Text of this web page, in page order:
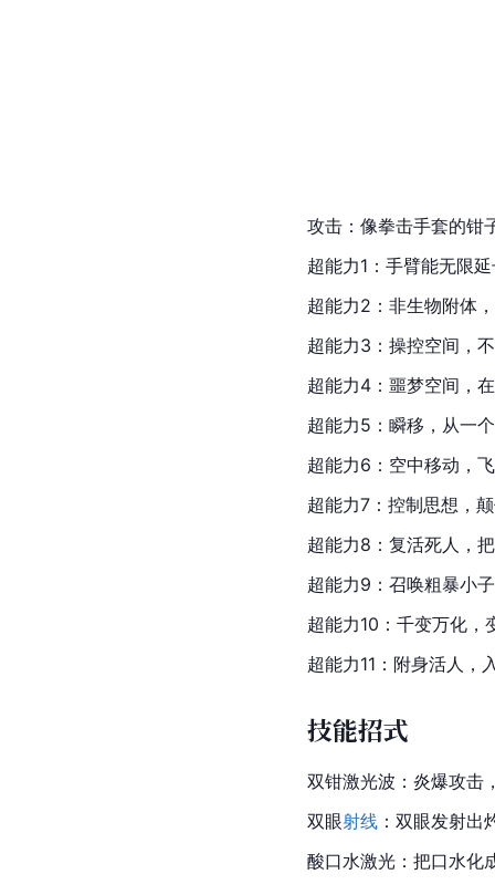
攻击：像拳击手套的钳
超能力1：手臂能无限
超能力2：非生物附体
超能力3：操控空间，
超能力4：噩梦空间，
超能力5：瞬移，从一
超能力6：空中移动，
超能力7：控制思想，
超能力8：复活死人，
超能力9：召唤粗暴小
超能力10：千变万化，
超能力11：附身活人，
技能招式
双钳激光波：炎爆攻击
双眼射线 ：双眼发射
酸口水激光：把口水化